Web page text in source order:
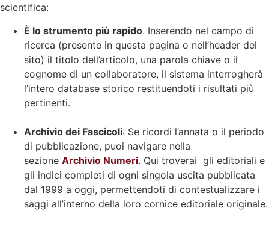
scientifica:
È lo strumento più rapido. Inserendo nel campo di
ricerca (presente in questa pagina o nell’header del
sito) il titolo dell’articolo, una parola chiave o il
cognome di un collaboratore, il sistema interrogherà
l’intero database storico restituendoti i risultati più
pertinenti.
Archivio dei Fascicoli: Se ricordi l’annata o il periodo
di pubblicazione, puoi navigare nella
sezione Archivio Numeri. Qui troverai gli editoriali e
gli indici completi di ogni singola uscita pubblicata
dal 1999 a oggi, permettendoti di contestualizzare i
saggi all’interno della loro cornice editoriale originale.